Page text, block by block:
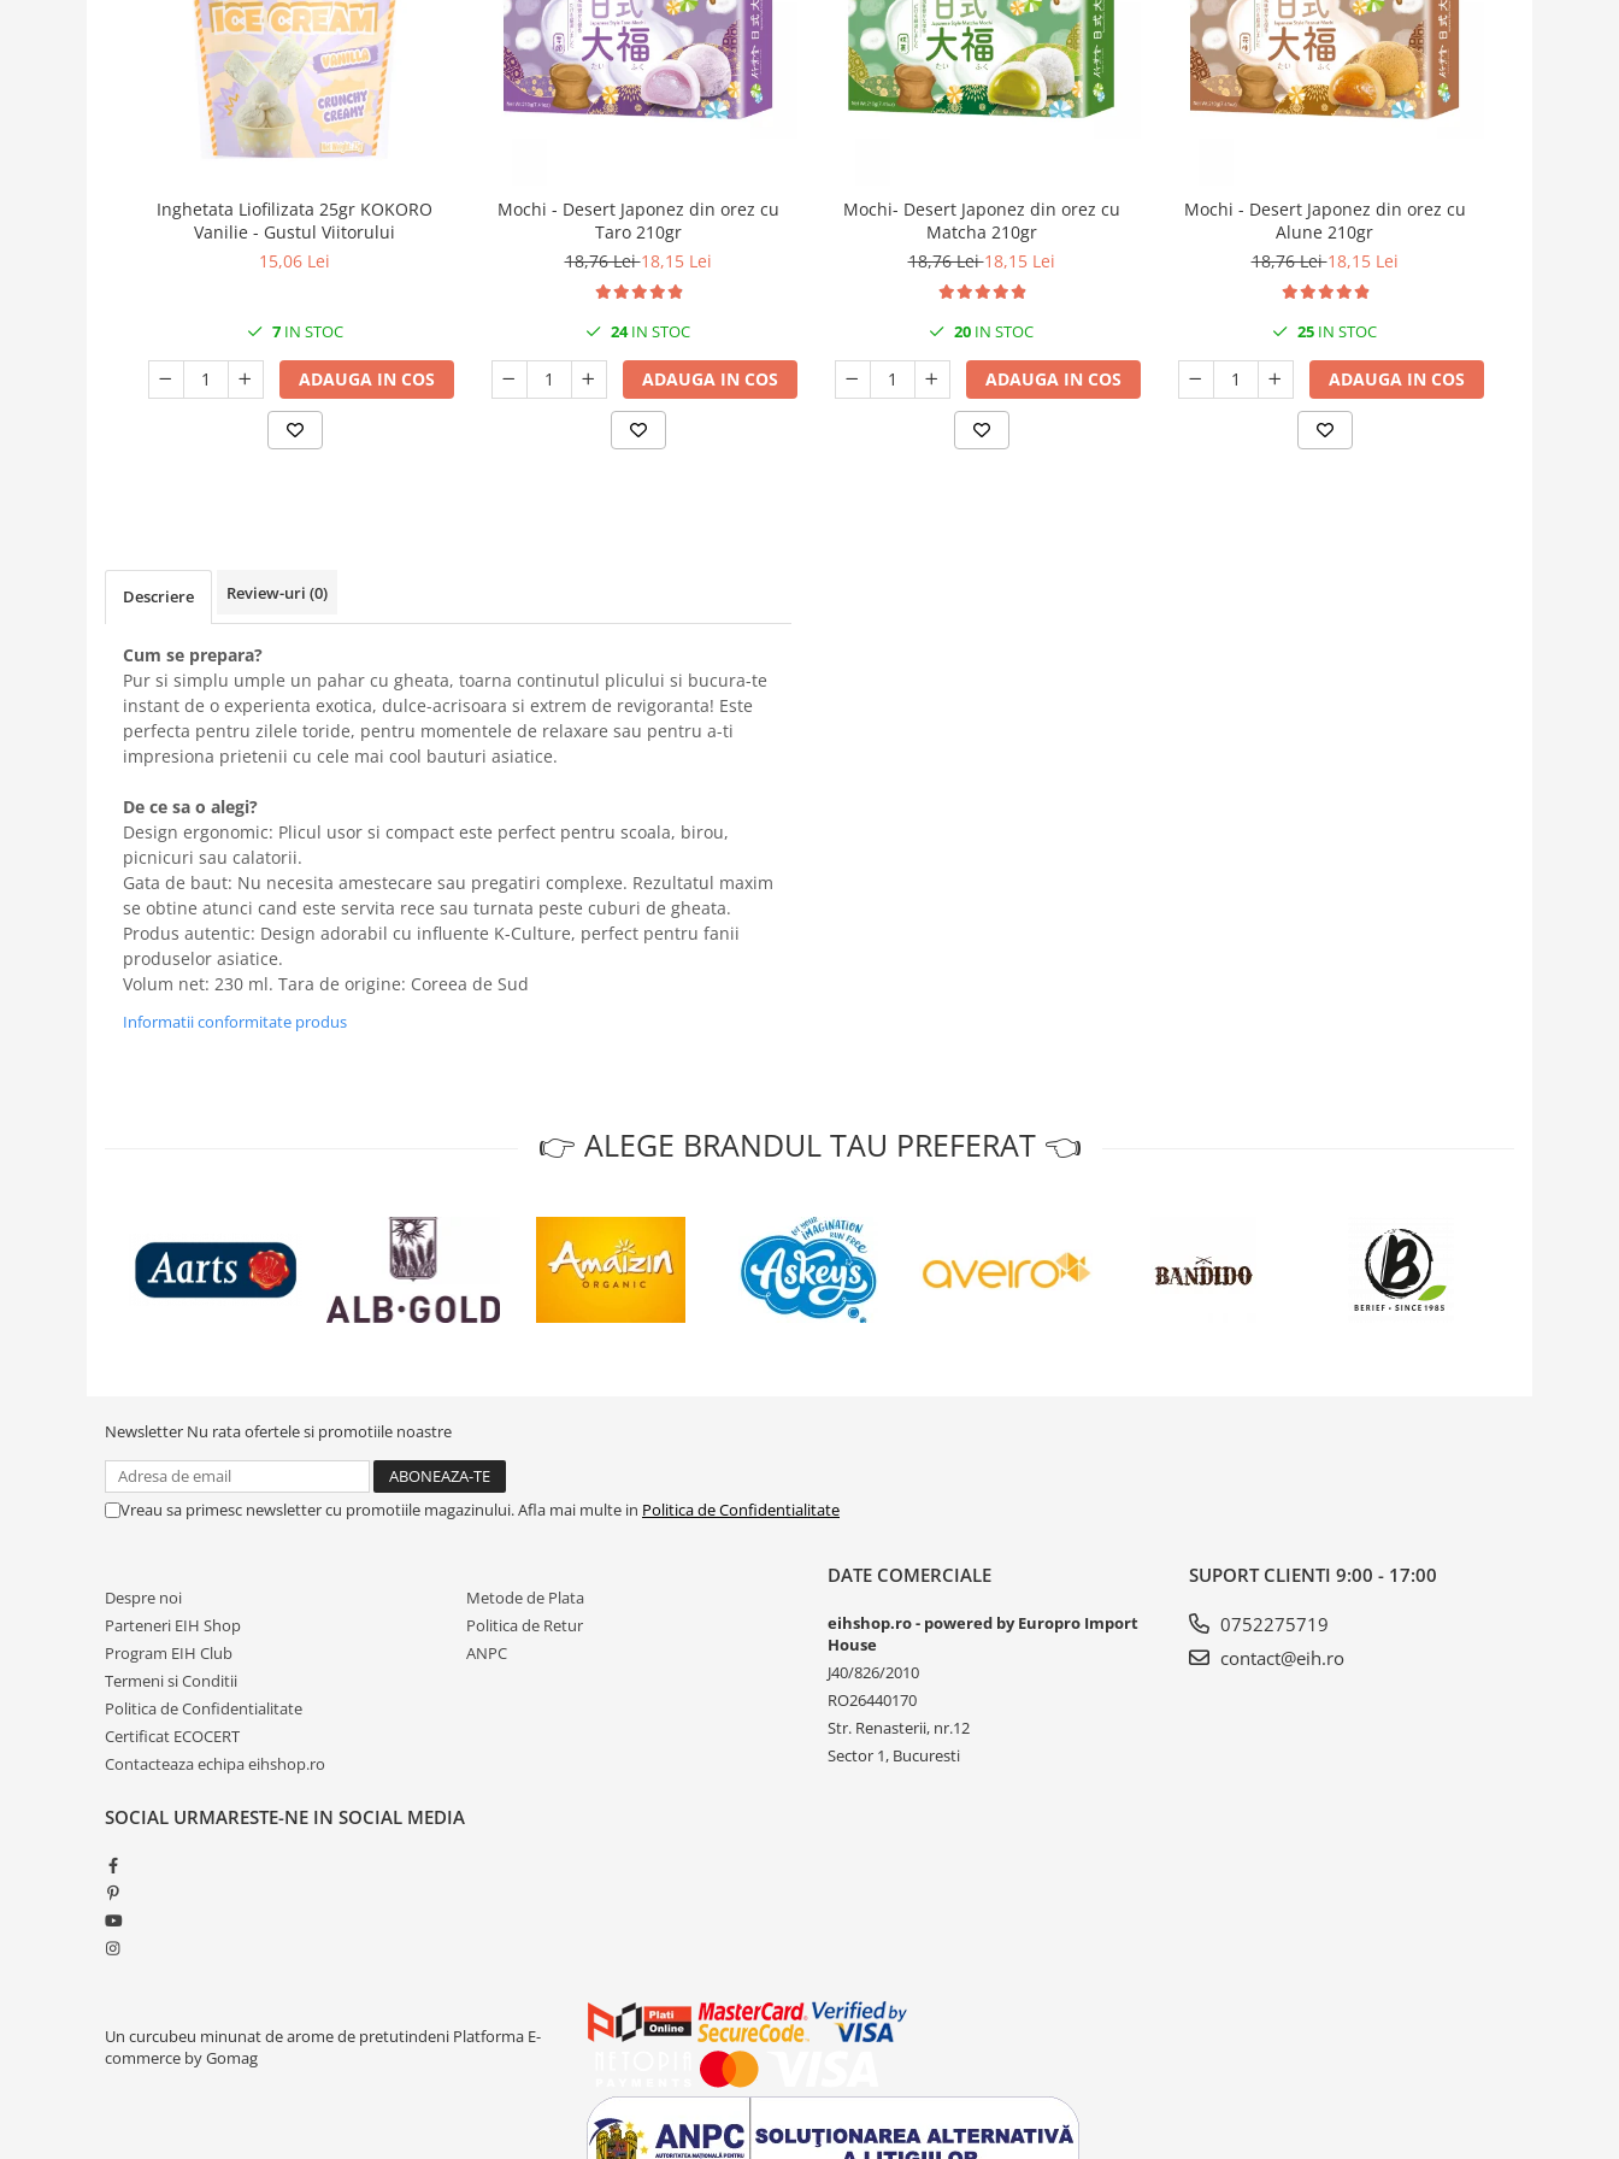
Inghetata Liofilizata 25gr KOKORO
Vanilie - Gustul Viitorului
15,06 Lei
7IN STOC
ADAUGA IN COS
Mochi - Desert Japonez din orez cu
Taro 210gr
18,76 Lei18,15 Lei
24IN STOC
ADAUGA IN COS
Mochi- Desert Japonez din orez cu
Matcha 210gr
18,76 Lei18,15 Lei
20 IN STOC
ADAUGA IN COS
Mochi - Desert Japonez din orez cu
Alune 210gr
18,76 Lei18,15 Lei
25 IN STOC
ADAUGA IN COS
Descriere Review-uri (0)
Cum se prepara?
Pur si simplu umple un pahar cu gheata, toarna continutul plicului si bucura-te
instant de o experienta exotica, dulce-acrisoara si extrem de revigoranta! Este
perfecta pentru zilele toride, pentru momentele de relaxare sau pentru a-ti
impresiona prietenii cu cele mai cool bauturi asiatice.
De ce sa o alegi?
Design ergonomic: Plicul usor si compact este perfect pentru scoala, birou,
picnicuri sau calatorii.
Gata de baut: Nu necesita amestecare sau pregatiri complexe. Rezultatul maxim
se obtine atunci cand este servita rece sau turnata peste cuburi de gheata.
Produs autentic: Design adorabil cu influente K-Culture, perfect pentru fanii
produselor asiatice.
Volum net: 230 ml. Tara de origine: Coreea de Sud
Informatii conformitate produs
👉 ALEGE BRANDUL TAU PREFERAT 👈
Newsletter Nu rata ofertele si promotiile noastre
Vreau sa primesc newsletter cu promotiile magazinului. Afla mai multe in Politica de Confidentialitate
Despre noi
Parteneri EIH Shop
Program EIH Club
Termeni si Conditii
Politica de Confidentialitate
Certificat ECOCERT
Contacteaza echipa eihshop.ro
Metode de Plata
Politica de Retur
ANPC
DATE COMERCIALE
eihshop.ro - powered by Europro Import
House
J40/826/2010
RO26440170
Str. Renasterii, nr.12
Sector 1, Bucuresti
SUPORT CLIENTI 9:00 - 17:00
0752275719
contact@eih.ro
SOCIAL URMARESTE-NE IN SOCIAL MEDIA
Un curcubeu minunat de arome de pretutindeni Platforma E-
commerce by Gomag